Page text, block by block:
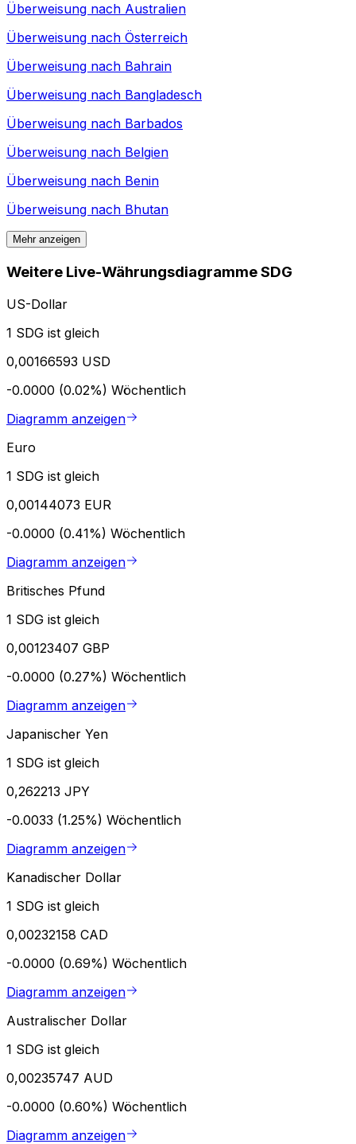
Überweisung nach Australien
Überweisung nach Österreich
Überweisung nach Bahrain
Überweisung nach Bangladesch
Überweisung nach Barbados
Überweisung nach Belgien
Überweisung nach Benin
Überweisung nach Bhutan
Mehr anzeigen
Weitere Live-Währungsdiagramme SDG
US-Dollar
1 SDG ist gleich
0,00166593 USD
-0.0000 (0.02%) Wöchentlich
Diagramm anzeigen
Euro
1 SDG ist gleich
0,00144073 EUR
-0.0000 (0.41%) Wöchentlich
Diagramm anzeigen
Britisches Pfund
1 SDG ist gleich
0,00123407 GBP
-0.0000 (0.27%) Wöchentlich
Diagramm anzeigen
Japanischer Yen
1 SDG ist gleich
0,262213 JPY
-0.0033 (1.25%) Wöchentlich
Diagramm anzeigen
Kanadischer Dollar
1 SDG ist gleich
0,00232158 CAD
-0.0000 (0.69%) Wöchentlich
Diagramm anzeigen
Australischer Dollar
1 SDG ist gleich
0,00235747 AUD
-0.0000 (0.60%) Wöchentlich
Diagramm anzeigen